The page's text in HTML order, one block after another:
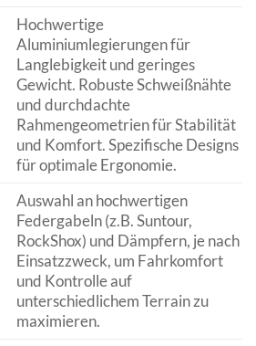
Hochwertige
Aluminiumlegierungen für
Langlebigkeit und geringes
Gewicht. Robuste Schweißnähte
und durchdachte
Rahmengeometrien für Stabilität
und Komfort. Spezifische Designs
für optimale Ergonomie.
Auswahl an hochwertigen
Federgabeln (z.B. Suntour,
RockShox) und Dämpfern, je nach
Einsatzzweck, um Fahrkomfort
und Kontrolle auf
unterschiedlichem Terrain zu
maximieren.